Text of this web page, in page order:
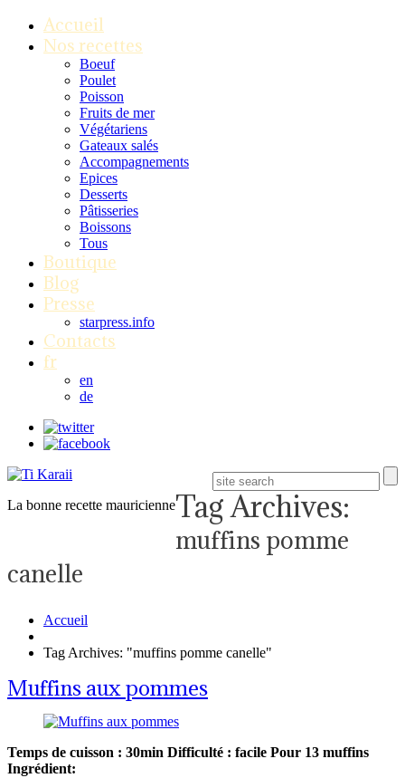
Accueil
Nos recettes
Boeuf
Poulet
Poisson
Fruits de mer
Végétariens
Gateaux salés
Accompagnements
Epices
Desserts
Pâtisseries
Boissons
Tous
Boutique
Blog
Presse
starpress.info
Contacts
fr
en
de
La bonne recette mauricienneTag Archives:
muffins pomme
canelle
Accueil
Tag Archives: "muffins pomme canelle"
Muffins aux pommes
Temps de cuisson : 30min Difficulté : facile Pour 13 muffins
Ingrédient: